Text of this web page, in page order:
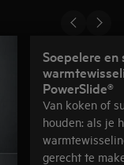
Soepelere en
PowerSlide®
Van koken of
houden: als je
gerecht te